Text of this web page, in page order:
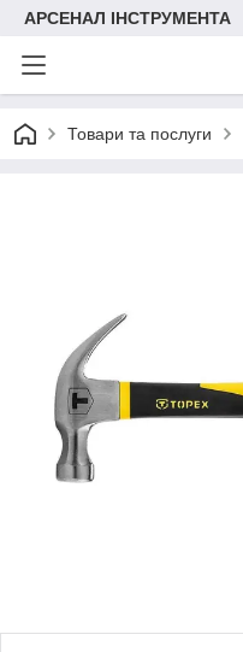
АРСЕНАЛ ІНСТРУМЕНТА
Товари та послуги